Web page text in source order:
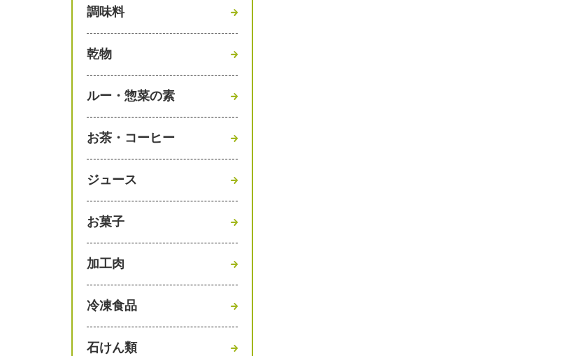
調味料
乾物
ルー・惣菜の素
お茶・コーヒー
ジュース
お菓子
加工肉
冷凍食品
石けん類